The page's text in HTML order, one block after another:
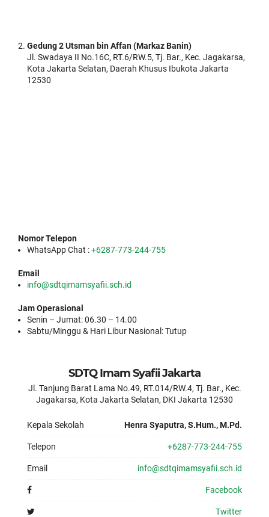
Gedung 2 Utsman bin Affan (Markaz Banin)
Jl. Swadaya II No.16C, RT.6/RW.5, Tj. Bar., Kec. Jagakarsa,
Kota Jakarta Selatan, Daerah Khusus Ibukota Jakarta
12530
Nomor Telepon
WhatsApp Chat :+6287-773-244-755
Email
info@sdtqimamsyafii.sch.id
Jam Operasional
Senin – Jumat: 06.30 – 14.00
Sabtu/Minggu & Hari Libur Nasional: Tutup
SDTQ Imam Syafii Jakarta
Jl. Tanjung Barat Lama No.49, RT.014/RW.4, Tj. Bar., Kec.
Jagakarsa, Kota Jakarta Selatan, DKI Jakarta 12530
Kepala Sekolah Henra Syaputra, S.Hum., M.Pd.
Telepon +6287-773-244-755
Email info@sdtqimamsyafii.sch.id
Facebook
Twitter